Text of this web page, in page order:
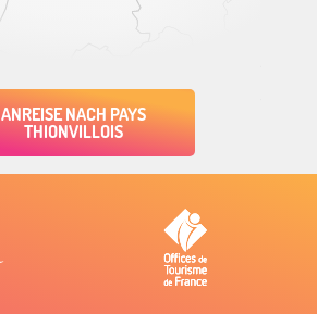
ANREISE NACH PAYS
THIONVILLOIS